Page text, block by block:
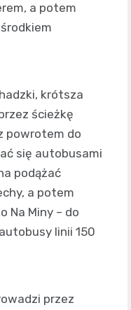
a potem
krótsza
ścieżkę
powrotem do
się autobusami
podążać
a potem
Na Miny – do
linii 150
przez